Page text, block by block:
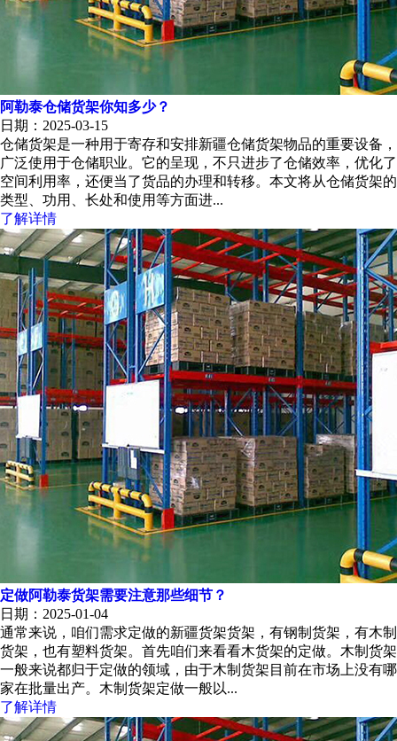
阿勒泰仓储货架你知多少？
日期：2025-03-15
仓储货架是一种用于寄存和安排新疆仓储货架物品的重要设备，
广泛使用于仓储职业。它的呈现，不只进步了仓储效率，优化了
空间利用率，还便当了货品的办理和转移。本文将从仓储货架的
类型、功用、长处和使用等方面进...
了解详情
定做阿勒泰货架需要注意那些细节？
日期：2025-01-04
通常来说，咱们需求定做的新疆货架货架，有钢制货架，有木制
货架，也有塑料货架。首先咱们来看看木货架的定做。木制货架
一般来说都归于定做的领域，由于木制货架目前在市场上没有哪
家在批量出产。木制货架定做一般以...
了解详情